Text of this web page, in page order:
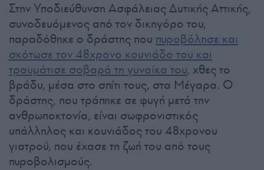
Στην Υποδιεύθυνση Ασφάλειας Δυτικής Αττικής,
συνοδευόμενος από τον δικηγόρο του,
παραδόθηκε ο δράστης που πυροβόλησε και
σκότωσε τον 48χρονο κουνιάδο του και
τραυμάτισε σοβαρά τη γυναίκα του, χθες το
βράδυ, μέσα στο σπίτι τους, στα Μέγαρα. Ο
δράστης, που τράπηκε σε φυγή μετά την
ανθρωποκτονία, είναι σωφρονιστικός
υπάλληλος και κουνιάδος του 48χρονου
γιατρού, που έχασε τη ζωή του από τους
πυροβολισμούς.